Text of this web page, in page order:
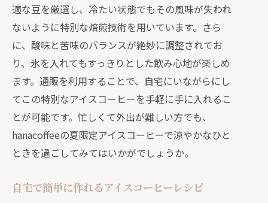
適な豆を厳選し、冷たい状態でもその風味が失われ
ないように特別な焙煎技術を用いています。さら
に、酸味と苦味のバランスが絶妙に調整されてお
り、氷を入れてもすっきりとした飲み心地が楽しめ
ます。通販を利用することで、自宅にいながらにし
てこの特別なアイスコーヒーを手軽に手に入れるこ
とが可能です。忙しくて外出が難しい方でも、
hanacoffeeの夏限定アイスコーヒーで涼やかなひと
ときを過ごしてみてはいかがでしょうか。
自宅で簡単に作れるアイスコーヒーレシピ